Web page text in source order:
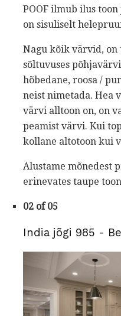
POOF ilmub ilus
on sisuliselt
Nagu kõik värvid,
sõltuvuses
hõbedane, roosa /
neist nimetada. Hea
värvi alltoon on, on
peamist värvi. Kui
kollane altotoon kui
Alustame mõnedest
erinevates taupe
02 of 05
India jõgi 985 -